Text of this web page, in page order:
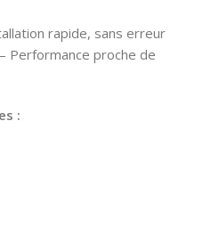
rapide, sans erreur
– Performance proche de
: